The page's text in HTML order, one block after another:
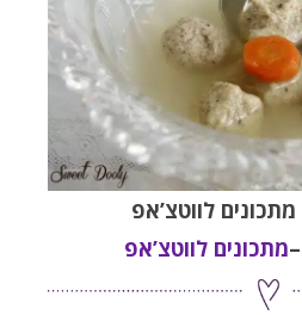
לווטצ’אפ
–מתכונים לווטצ’אפ